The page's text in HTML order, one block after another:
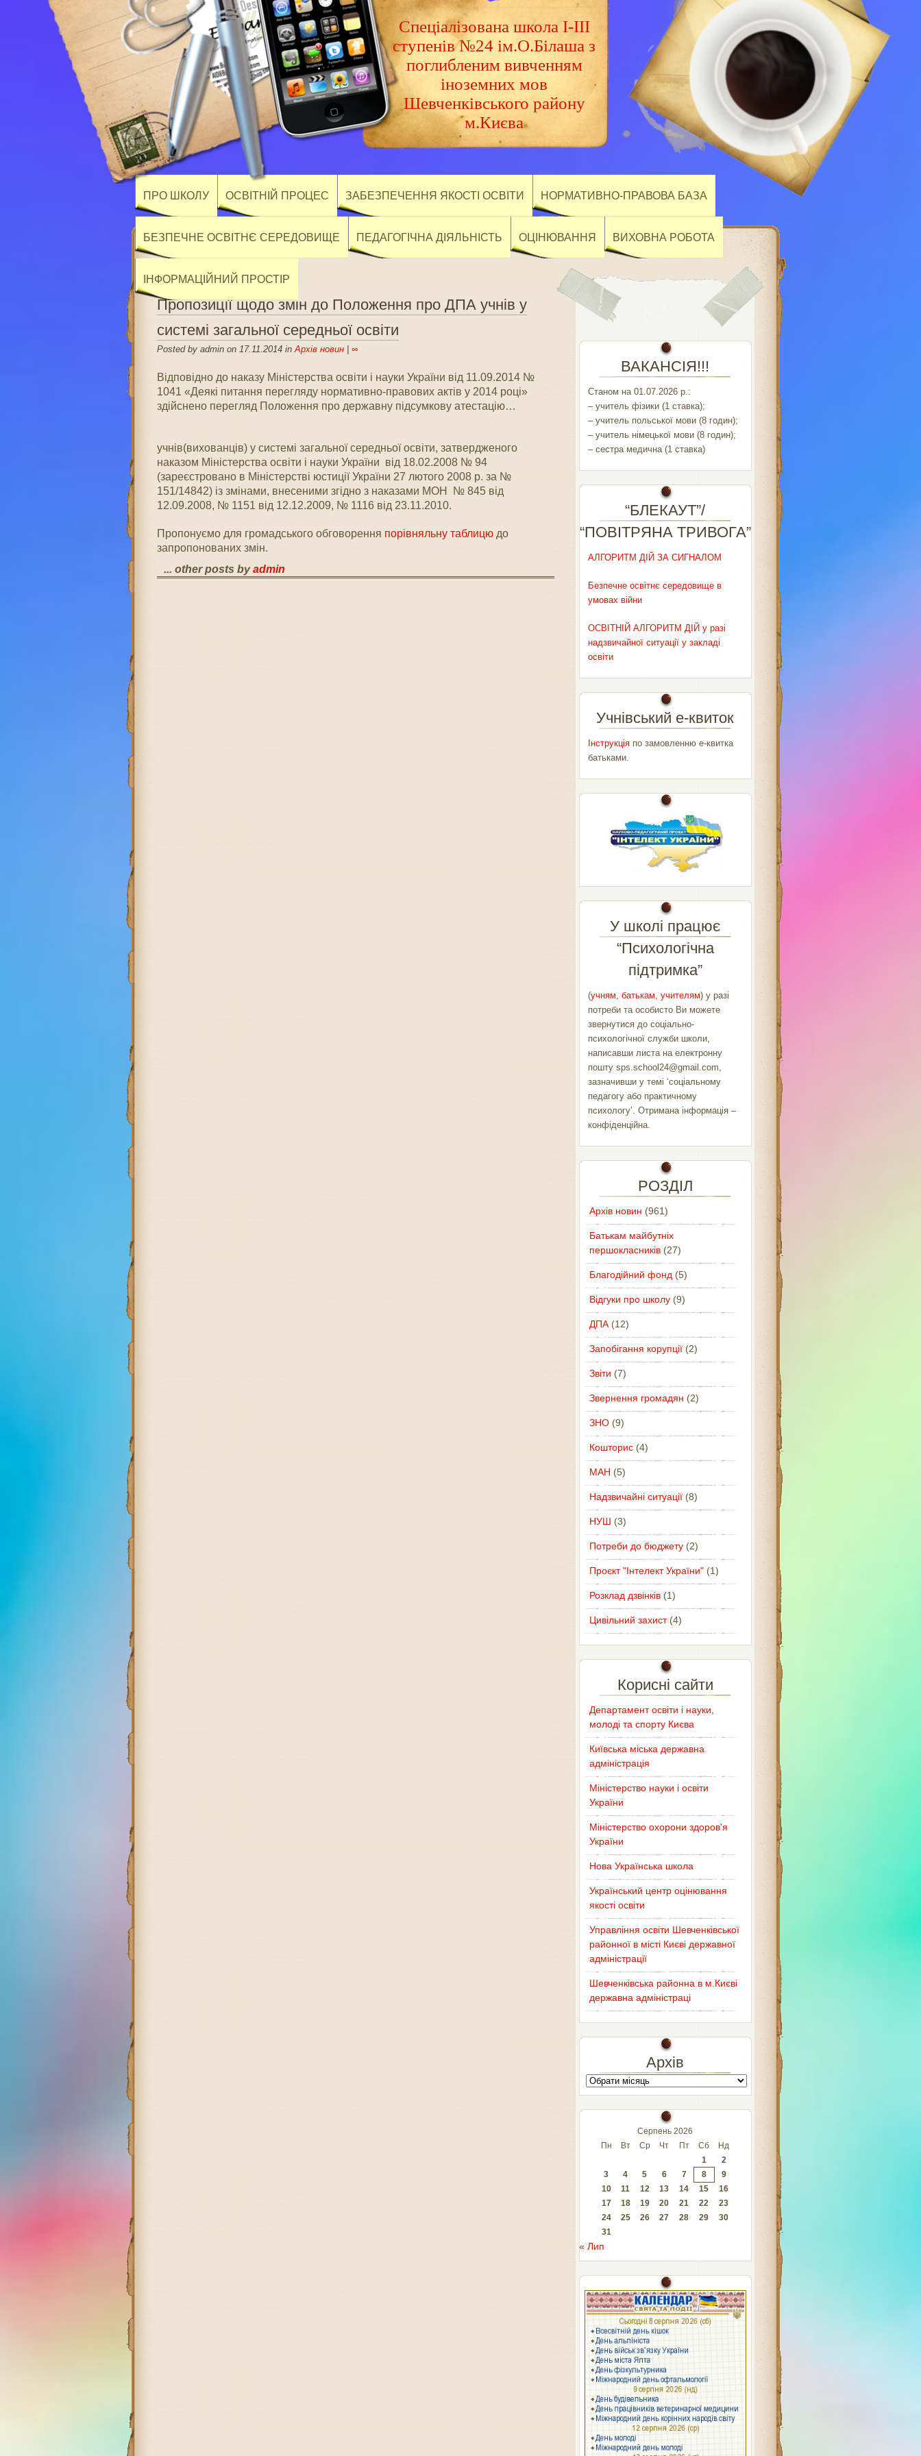
Спеціалізована школа І-ІІІ
ступенів №24 ім.О.Білаша з
поглибленим вивченням
іноземних мов
Шевченківського району
м.Києва
ПРО ШКОЛУ ОСВІТНІЙ ПРОЦЕС ЗАБЕЗПЕЧЕННЯ ЯКОСТІ ОСВІТИ НОРМАТИВНО-ПРАВОВА БАЗА
БЕЗПЕЧНЕ ОСВІТНЄ СЕРЕДОВИЩЕ ПЕДАГОГІЧНА ДІЯЛЬНІСТЬ ОЦІНЮВАННЯ ВИХОВНА РОБОТА
ІНФОРМАЦІЙНИЙ ПРОСТІР
Пропозиції щодо змін до Положення про ДПА учнів у
системі загальної середньої освіти
Posted by admin on 17.11.2014 inАрхів новин| ∞
Відповідно до наказу Міністерства освіти і науки України від 11.09.2014 №
1041 «Деякі питання перегляду нормативно-правових актів у 2014 році»
здійснено перегляд Положення про державну підсумкову атестацію…
учнів(вихованців) у системі загальної середньої освіти, затвердженого
наказом Міністерства освіти і науки України від 18.02.2008 № 94
(зареєстровано в Міністерстві юстиції України 27 лютого 2008 р. за №
151/14842) із змінами, внесеними згідно з наказами МОН № 845 від
12.09.2008, № 1151 від 12.12.2009, № 1116 від 23.11.2010.
Пропонуємо для громадського обговорення порівняльну таблицюдо
запропонованих змін.
... other posts byadmin
ВАКАНСІЯ!!!
Станом на 01.07.2026 р.:
– учитель фізики (1 ставка);
– учитель польської мови (8 годин);
– учитель німецької мови (8 годин);
– сестра медична (1 ставка)
“БЛЕКАУТ”/
“ПОВІТРЯНА ТРИВОГА”
АЛГОРИТМ ДІЙ ЗА СИГНАЛОМ
Безпечне освітнє середовище в
умовах війни
ОСВІТНІЙ АЛГОРИТМ ДІЙ у разі
надзвичайної ситуації у закладі
освіти
Учнівський е-квиток
Інструкціяпо замовленню е-квитка
батьками.
У школі працює
“Психологічна
підтримка”
(учням, батькам, учителям) у разі
потреби та особисто Ви можете
звернутися до соціально-
психологічної служби школи,
написавши листа на електронну
пошту sps.school24@gmail.com,
зазначивши у темі ‘соціальному
педагогу або практичному
психологу’. Отримана інформація –
конфіденційна.
РОЗДІЛ
Архів новин (961)
Батькам майбутніх
першокласників(27)
Благодійний фонд (5)
Відгуки про школу(9)
ДПА(12)
Запобігання корупції(2)
Звіти (7)
Звернення громадян (2)
ЗНО(9)
Кошторис(4)
МАН (5)
Надзвичайні ситуації(8)
НУШ (3)
Потреби до бюджету(2)
Проєкт "Інтелект України"(1)
Розклад дзвінків(1)
Цивільний захист(4)
Корисні сайти
Департамент освіти і науки,
молоді та спорту Києва
Київська міська державна
адміністрація
Міністерство науки і освіти
України
Міністерство охорони здоров'я
України
Нова Українська школа
Український центр оцінювання
якості освіти
Управління освіти Шевченківської
районної в місті Києві державної
адміністрації
Шевченківська районна в м.Києві
державна адміністраці
Архів
Серпень 2026
Пн
Вт Ср Чт Пт Сб
Нд
1
2
3
4 5 6 7 8
9
10
11 12 13 14 15
16
17
18 19 20 21 22
23
24
25 26 27 28 29
30
31
« Лип